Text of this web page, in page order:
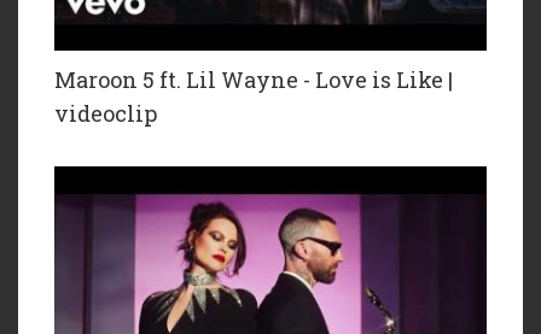
Maroon 5 ft. Lil Wayne - Love is Like |
videoclip